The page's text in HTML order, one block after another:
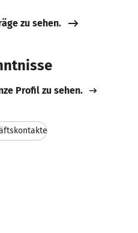
zu sehen.
Profil zu sehen.